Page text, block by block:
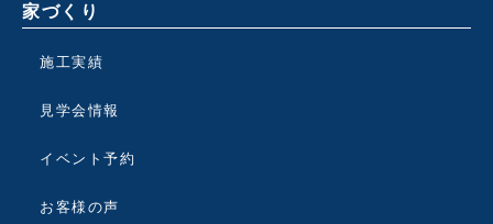
家づくり
施工実績
見学会情報
イベント予約
お客様の声